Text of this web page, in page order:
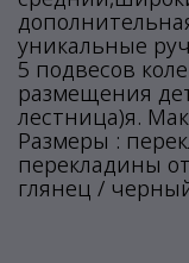
уникальные
5 подвесов
размещения
лестница)я.
Размеры :
перекладины
глянец /